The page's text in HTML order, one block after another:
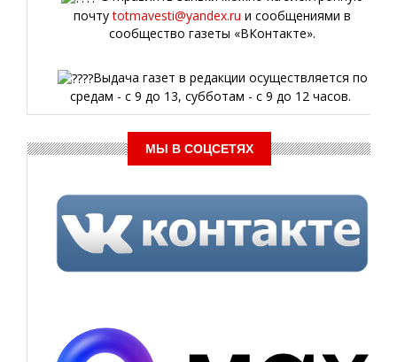
почтуtotmavesti@yandex.ru и сообщениями в
сообщество газеты «ВКонтакте».
Выдача газет в редакции осуществляется по
средам - с 9 до 13, субботам - с 9 до 12 часов.
МЫ В СОЦСЕТЯХ